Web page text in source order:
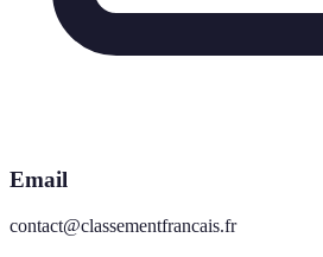
Email
contact@classementfrancais.fr